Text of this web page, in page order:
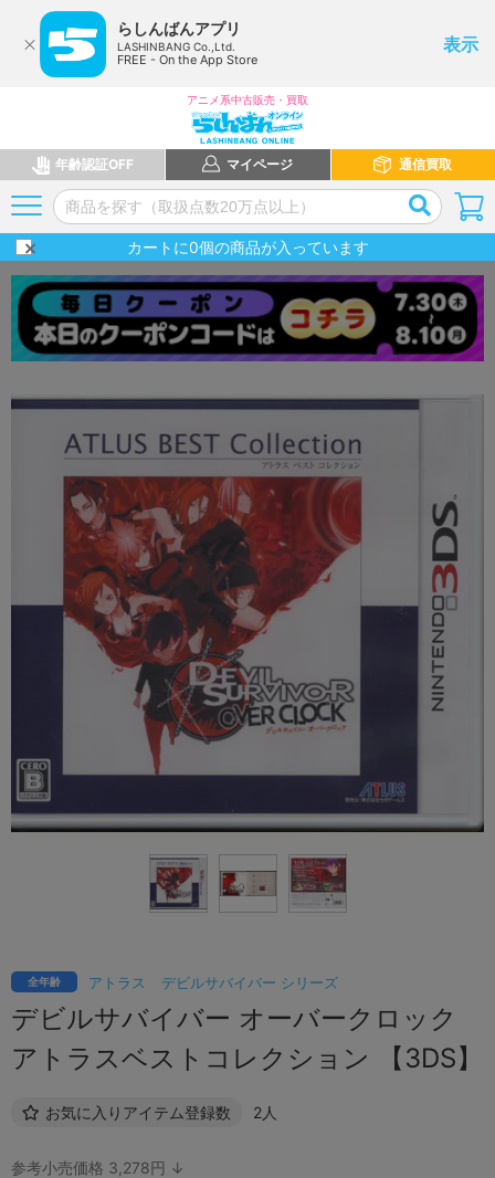
らしんばんアプリ
LASHINBANG Co.,Ltd.
FREE - On the App Store
表示
アニメ系中古販売・買取
年齢認証OFF マイページ 通信買取
カートに0個の商品が入っています
アトラス デビルサバイバー シリーズ
全年齢
デビルサバイバー オーバークロック
アトラスベストコレクション 【3DS】
お気に入りアイテム登録数 2人
参考小売価格 3,278円 ↓